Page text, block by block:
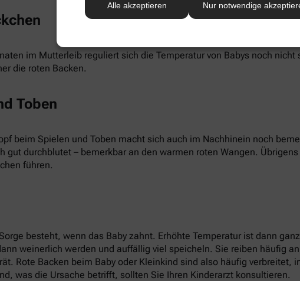
Alle akzeptieren Nur notwendige
im Mutterleib reguliert sich die Temperatur von Babys noch
die roten Backen.
Toben
beim Spielen und Toben macht sich auch im Nachhinein noch
gut durchblutet – bemerkbar an den warmen roten Wangen.
führen.
besteht, wenn das Baby zahnt. Erhöhte Temperatur ist dann
weinerlich werden und auffällig viel speicheln. Sie reiben häufig
Rote Backen beim Baby oder Kleinkind sind also häufig verbreitet,
was die Ursache betrifft, sollten Sie Ihren Kinderarzt konsultieren.